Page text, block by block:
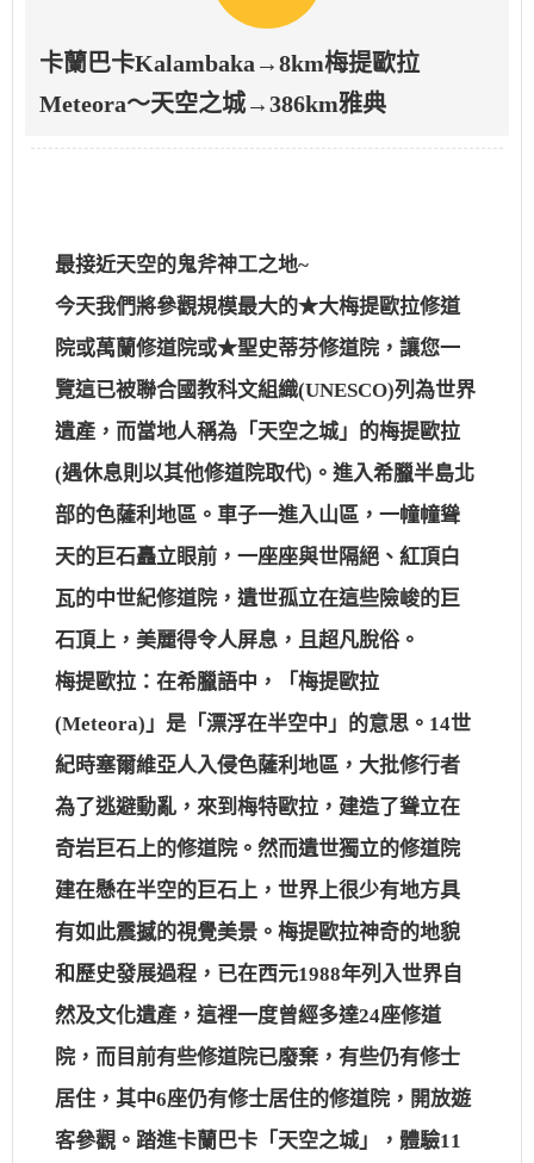
卡蘭巴卡Kalambaka→8km梅提歐拉
Meteora～天空之城→386km雅典
最接近天空的鬼斧神工之地~
今天我們將參觀規模最大的★大梅提歐拉修道
院或萬蘭修道院或★聖史蒂芬修道院，讓您一
覽這已被聯合國教科文組織(UNESCO)列為世界
遺產，而當地人稱為「天空之城」的梅提歐拉
(遇休息則以其他修道院取代)。進入希臘半島北
部的色薩利地區。車子一進入山區，一幢幢聳
天的巨石矗立眼前，一座座與世隔絕、紅頂白
瓦的中世紀修道院，遺世孤立在這些險峻的巨
石頂上，美麗得令人屏息，且超凡脫俗。
梅提歐拉：在希臘語中，「梅提歐拉
(Meteora)」是「漂浮在半空中」的意思。14世
紀時塞爾維亞人入侵色薩利地區，大批修行者
為了逃避動亂，來到梅特歐拉，建造了聳立在
奇岩巨石上的修道院。然而遺世獨立的修道院
建在懸在半空的巨石上，世界上很少有地方具
有如此震撼的視覺美景。梅提歐拉神奇的地貌
和歷史發展過程，已在西元1988年列入世界自
然及文化遺產，這裡一度曾經多達24座修道
院，而目前有些修道院已廢棄，有些仍有修士
居住，其中6座仍有修士居住的修道院，開放遊
客參觀。踏進卡蘭巴卡「天空之城」，體驗11